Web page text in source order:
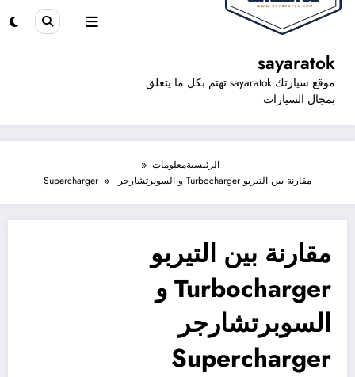
sayaratok
موقع سيارتك sayaratok تهتم بكل ما يتعلق
بمجال السيارات
الرئيسيةمعلومات
مقارنة بين التيربو Turbocharger و السوبرتشارجر Supercharger
مقارنة بين التيربو
Turbocharger و
السوبرتشارجر
Supercharger